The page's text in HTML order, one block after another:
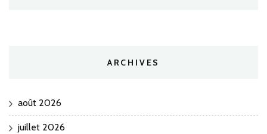
ARCHIVES
août 2026
juillet 2026